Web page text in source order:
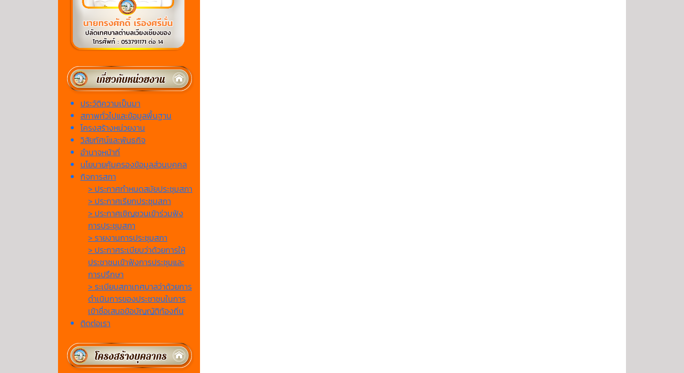
ประวัติความเป็นมา
สภาพทั่วไปและข้อมูลพื้นฐาน
โครงสร้างหน่วยงาน
วิสัยทัศน์และพันธกิจ
อำนาจหน้าที่
นโยบายคุ้มครองข้อมูลส่วนบุคคล
กิจการสภา
> ประกาศกำหนดสมัยประชุมสภา
> ประกาศเรียกประชุมสภา
> ประกาศเชิญชวนเข้าร่วมฟัง
การประชุมสภา
> รายงานการประชุมสภา
> ประกาศระเบียบว่าด้วยการให้
ประชาชนเข้าฟังการประชุมและ
การปรึกษา
> ระเบียบสภาเทศบาลว่าด้วยการ
ดำเนินการของประชาชนในการ
เข้าชื่อเสนอข้อบัญญัติท้องถิ่น
ติดต่อเรา